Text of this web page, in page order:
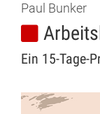
Paul Bunker
Ein 15-Tage-